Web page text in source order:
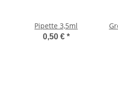
Pipette 3,5ml
0,50 € *